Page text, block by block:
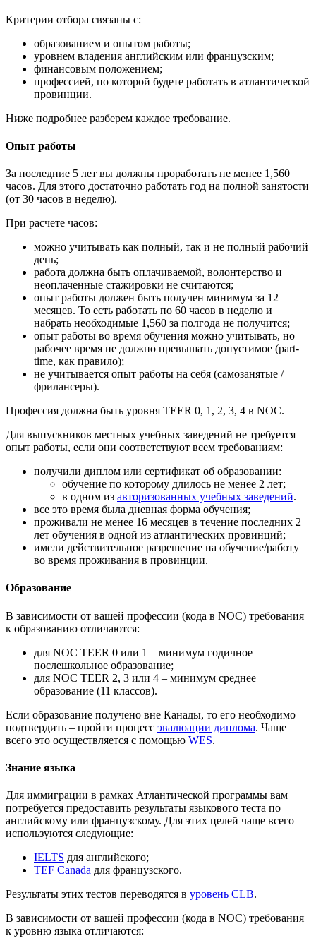
Критерии отбора связаны с:
образованием и опытом работы;
уровнем владения английским или французским;
финансовым положением;
профессией, по которой будете работать в атлантической
провинции.
Ниже подробнее разберем каждое требование.
Опыт работы
За последние 5 лет вы должны проработать не менее 1,560
часов. Для этого достаточно работать год на полной занятости
(от 30 часов в неделю).
При расчете часов:
можно учитывать как полный, так и не полный рабочий
день;
работа должна быть оплачиваемой, волонтерство и
неоплаченные стажировки не считаются;
опыт работы должен быть получен минимум за 12
месяцев. То есть работать по 60 часов в неделю и
набрать необходимые 1,560 за полгода не получится;
опыт работы во время обучения можно учитывать, но
рабочее время не должно превышать допустимое (part-
time, как правило);
не учитывается опыт работы на себя (самозанятые /
фрилансеры).
Профессия должна быть уровня TEER 0, 1, 2, 3, 4 в NOC.
Для выпускников местных учебных заведений не требуется
опыт работы, если они соответствуют всем требованиям:
получили диплом или сертификат об образовании:
обучение по которому длилось не менее 2 лет;
в одном из авторизованных учебных заведений.
все это время была дневная форма обучения;
проживали не менее 16 месяцев в течение последних 2
лет обучения в одной из атлантических провинций;
имели действительное разрешение на обучение/работу
во время проживания в провинции.
Образование
В зависимости от вашей профессии (кода в NOC) требования
к образованию отличаются:
для NOC TEER 0 или 1 – минимум годичное
послешкольное образование;
для NOC TEER 2, 3 или 4 – минимум среднее
образование (11 классов).
Если образование получено вне Канады, то его необходимо
подтвердить – пройти процесс эвалюации диплома. Чаще
всего это осуществляется с помощью WES.
Знание языка
Для иммиграции в рамках Атлантической программы вам
потребуется предоставить результаты языкового теста по
английскому или французскому. Для этих целей чаще всего
используются следующие:
IELTS для английского;
TEF Canada для французского.
Результаты этих тестов переводятся в уровень CLB.
В зависимости от вашей профессии (кода в NOC) требования
к уровню языка отличаются: